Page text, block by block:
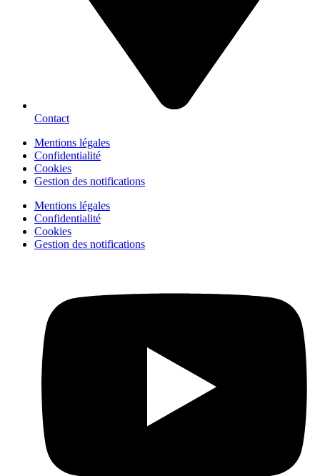
Contact
Mentions légales
Confidentialité
Cookies
Gestion des notifications
Mentions légales
Confidentialité
Cookies
Gestion des notifications